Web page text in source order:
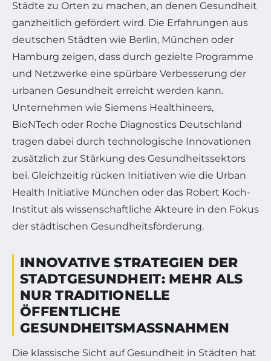
Städte zu Orten zu machen, an denen Gesundheit
ganzheitlich gefördert wird. Die Erfahrungen aus
deutschen Städten wie Berlin, München oder
Hamburg zeigen, dass durch gezielte Programme
und Netzwerke eine spürbare Verbesserung der
urbanen Gesundheit erreicht werden kann.
Unternehmen wie Siemens Healthineers,
BioNTech oder Roche Diagnostics Deutschland
tragen dabei durch technologische Innovationen
zusätzlich zur Stärkung des Gesundheitssektors
bei. Gleichzeitig rücken Initiativen wie die Urban
Health Initiative München oder das Robert Koch-
Institut als wissenschaftliche Akteure in den Fokus
der städtischen Gesundheitsförderung.
INNOVATIVE STRATEGIEN DER
STADTGESUNDHEIT: MEHR ALS
NUR TRADITIONELLE
ÖFFENTLICHE
GESUNDHEITSMASSNAHMEN
Die klassische Sicht auf Gesundheit in Städten hat